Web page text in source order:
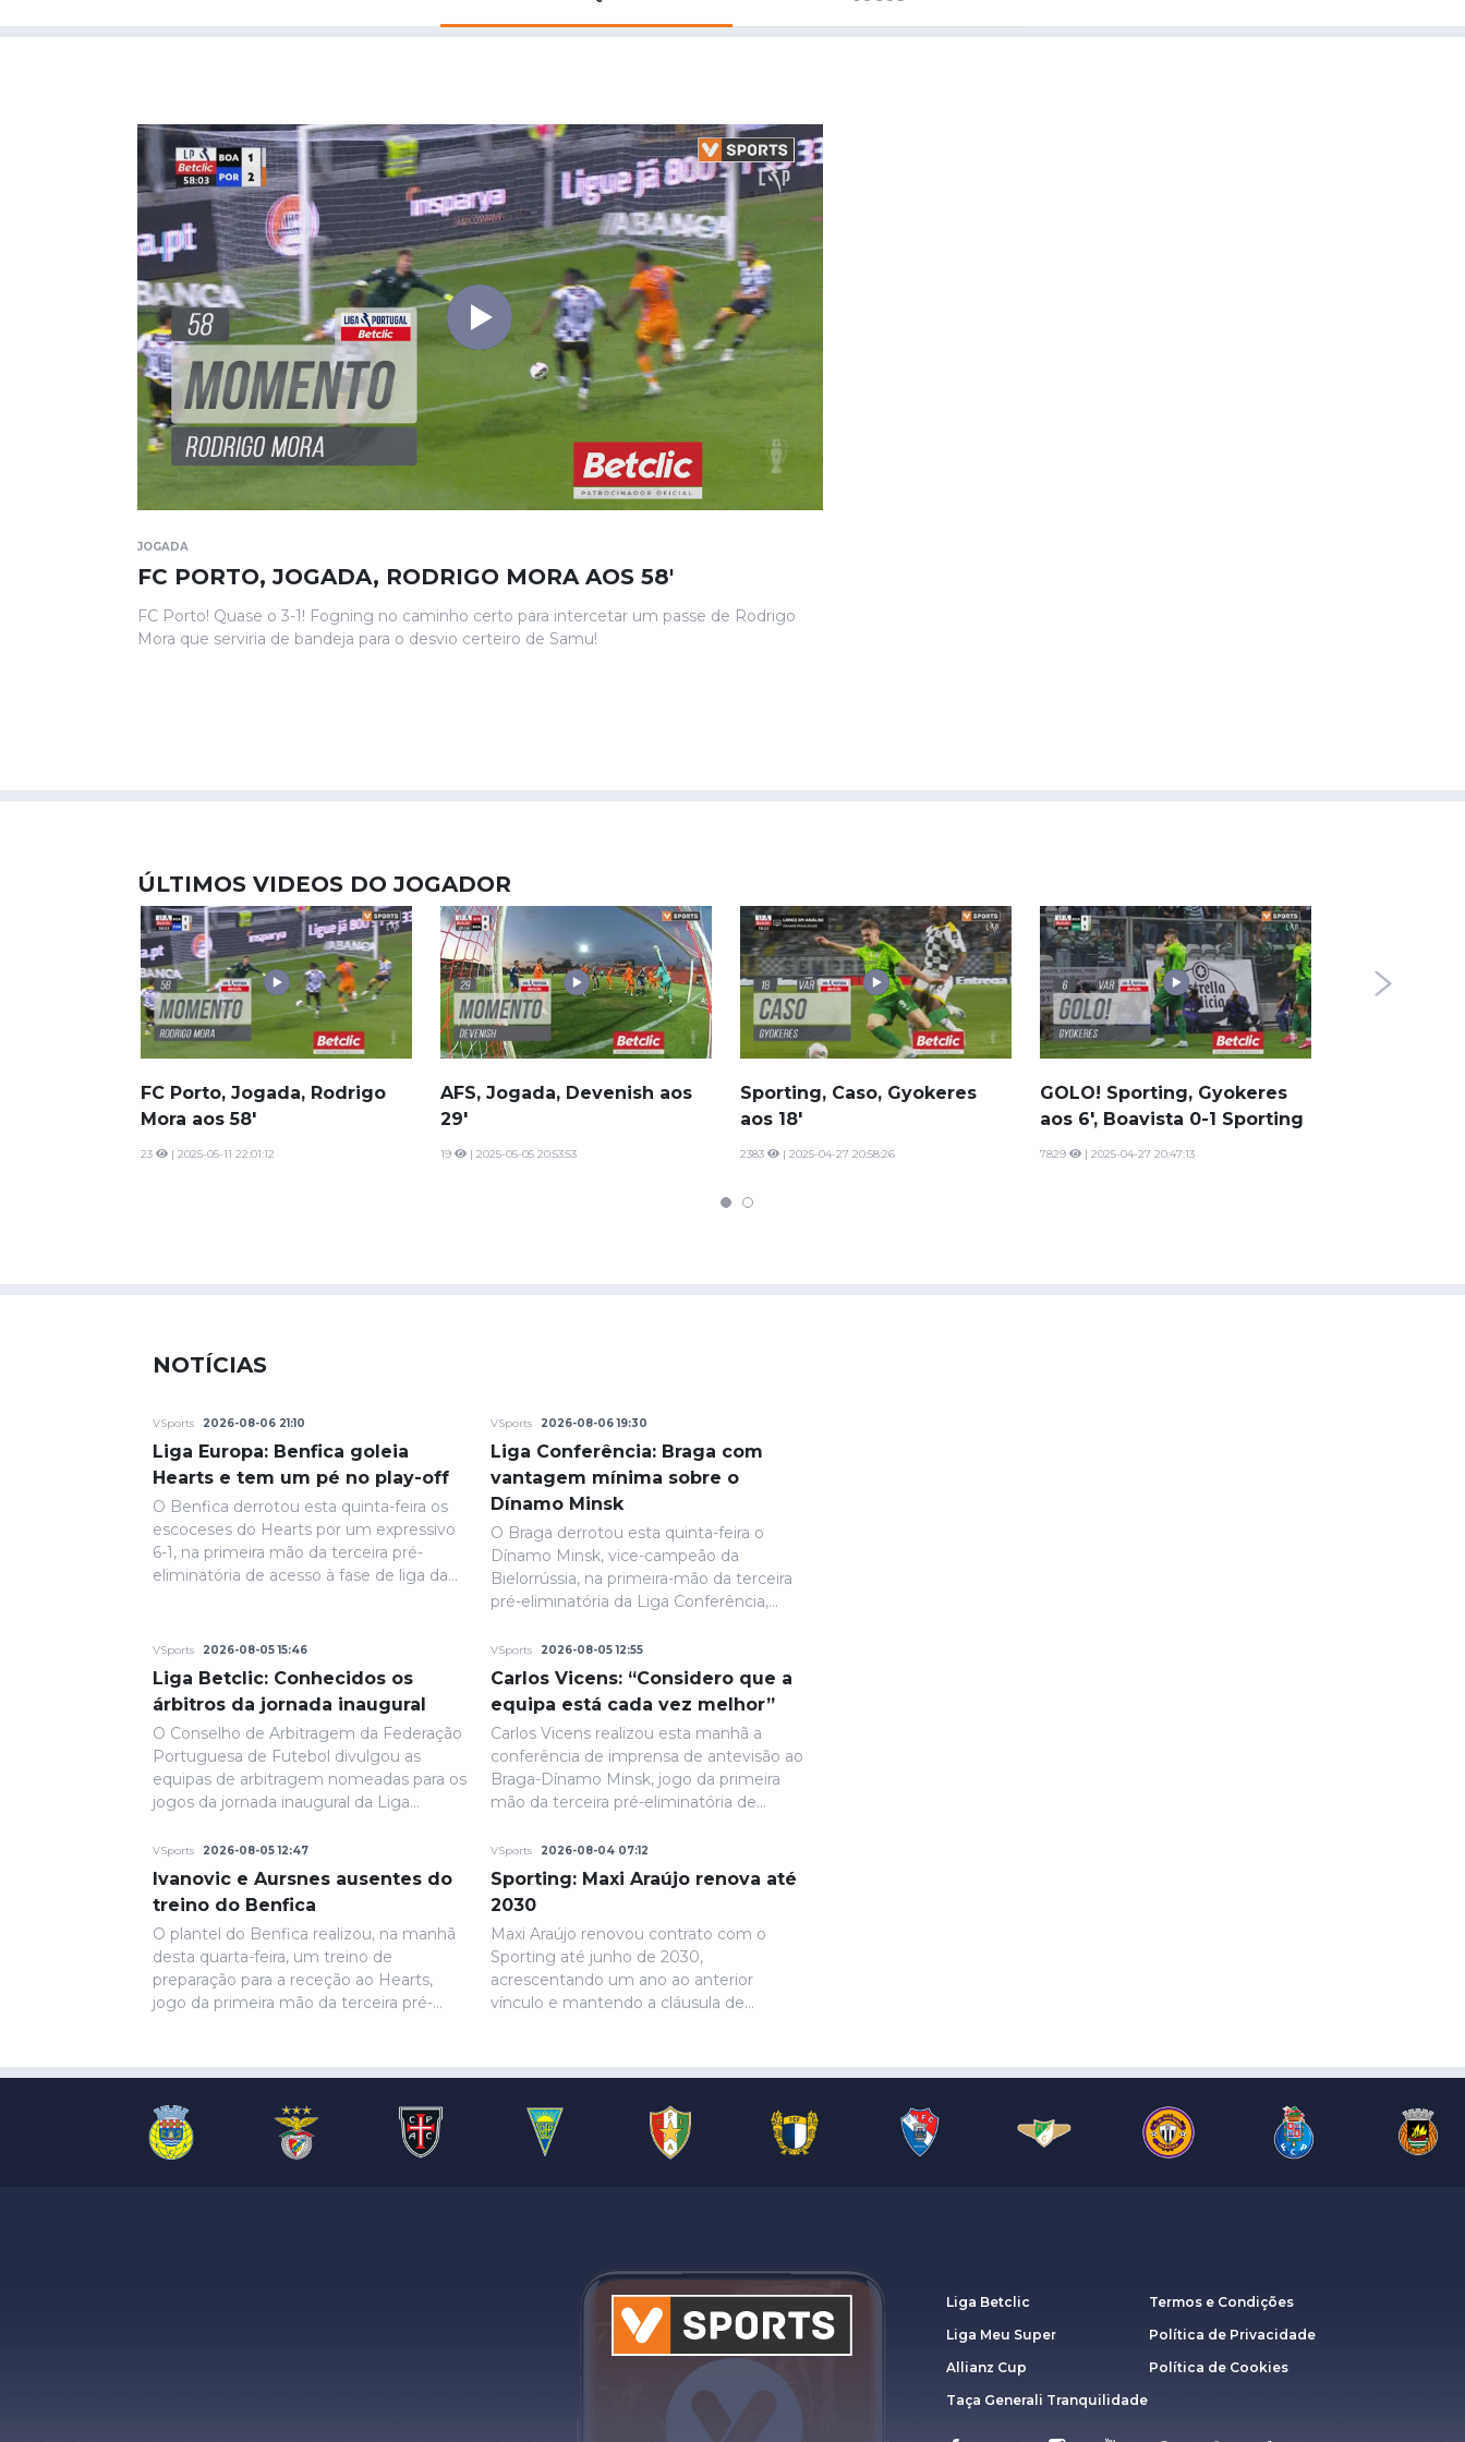
JOGADA
FC PORTO, JOGADA, RODRIGO MORA AOS 58'
FC Porto! Quase o 3-1! Fogning no caminho certo para intercetar um passe de Rodrigo
Mora que serviria de bandeja para o desvio certeiro de Samu!
ÚLTIMOS VIDEOS DO JOGADOR
FC Porto, Jogada, Rodrigo
Mora aos 58'
23 | 2025-05-11 22:01:12
AFS, Jogada, Devenish aos
29'
19 | 2025-05-05 20:53:53
Sporting, Caso, Gyokeres
aos 18'
2383 | 2025-04-27 20:58:26
GOLO! Sporting, Gyokeres
aos 6', Boavista 0-1 Sporting
7829 | 2025-04-27 20:47:13
Farense,
NOTÍCIAS
VSports 2026-08-06 21:10
Liga Europa: Benfica goleia
Hearts e tem um pé no play-off
O Benfica derrotou esta quinta-feira os
escoceses do Hearts por um expressivo
6-1, na primeira mão da terceira pré-
eliminatória de acesso à fase de liga da
VSports 2026-08-06 19:30
Liga Conferência: Braga com
vantagem mínima sobre o
Dínamo Minsk
O Braga derrotou esta quinta-feira o
Dínamo Minsk, vice-campeão da
Bielorrússia, na primeira-mão da terceira
pré-eliminatória da Liga Conferência,
parte, de grande penalidade, Ricardo
Horta colocou a equipa portuguesa em
vantagem na eliminatória e até final o
resultado permaneceria inalterado.
VSports 2026-08-05 15:46
Liga Betclic: Conhecidos os
árbitros da jornada inaugural
O Conselho de Arbitragem da Federação
Portuguesa de Futebol divulgou as
equipas de arbitragem nomeadas para os
jogos da jornada inaugural da Liga
VSports 2026-08-05 12:55
Carlos Vicens: “Considero que a
equipa está cada vez melhor”
Carlos Vicens realizou esta manhã a
conferência de imprensa de antevisão ao
Braga-Dínamo Minsk, jogo da primeira
mão da terceira pré-eliminatória de
marcado para as 19h30 de quinta-feira.
VSports 2026-08-05 12:47
Ivanovic e Aursnes ausentes do
treino do Benfica
O plantel do Benfica realizou, na manhã
desta quarta-feira, um treino de
preparação para a receção ao Hearts,
jogo da primeira mão da terceira pré-
com informação das águias. Aursnes,
com uma gastroenterite, também foi
baixa, juntando-se a Wynder e Umeh.
VSports 2026-08-04 07:12
Sporting: Maxi Araújo renova até
2030
Maxi Araújo renovou contrato com o
Sporting até junho de 2030,
acrescentando um ano ao anterior
vínculo e mantendo a cláusula de
Liga Betclic
Liga Meu Super
Allianz Cup
Taça Generali Tranquilidade
Termos e Condições
Política de Privacidade
Política de Cookies